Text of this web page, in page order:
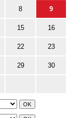
8 9
15 16
22 23
29 30